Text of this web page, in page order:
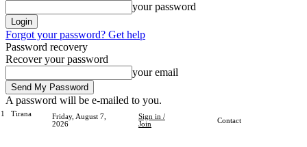
your password
Forgot your password? Get help
Password recovery
Recover your password
your email
A password will be e-mailed to you.
Tirana
Friday, August 7,
2026
Sign in /
Join
Contact